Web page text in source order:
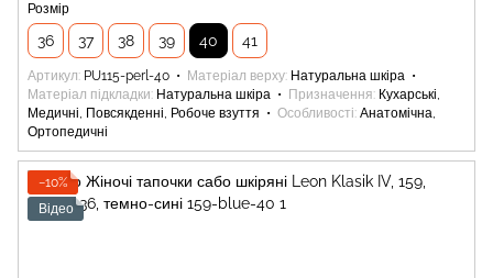
Розмір
36 37 38 39 40 41
Артикул PU115-perl-40 Матеріал верху Натуральна шкіра
Матеріал підкладки Натуральна шкіра Призначення Кухарські,
Медичні, Повсякденні, Робоче взуття
Особливості Анатомічна,
Ортопедичні
−10%
Відео